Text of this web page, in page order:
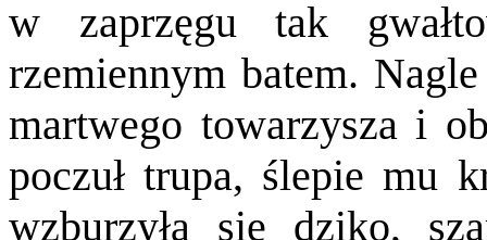
w zaprzęgu tak
rzemiennym batem.
martwego towarzysza i
poczuł trupa, ślepie mu
wzburzyła się dziko,